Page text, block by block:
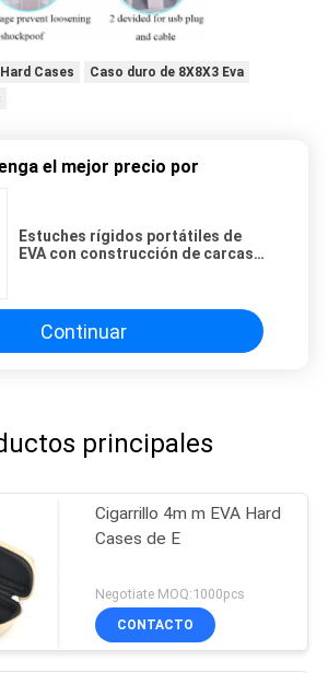
Cases
Caso duro de 8X8X3 Eva
el mejor precio por
Estuches rígidos portátiles de
EVA con construcción de carcasa
personalizadas para
almacenamiento protector en
viajes
Continuar
principales
Cigarrillo 4m m EVA Hard
Cases de E
Negotiate MOQ:1000pcs
CONTACTO